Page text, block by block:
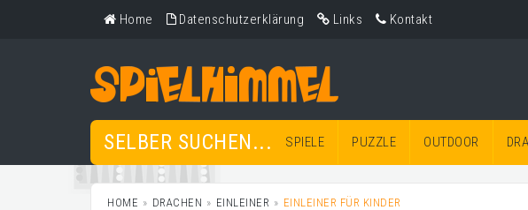
Home Datenschutzerklärung Links Kontakt
SELBER SUCHEN... SPIELE PUZZLE OUTDOOR
HOME DRACHEN EINLEINER EINLEINER FÜR KINDER